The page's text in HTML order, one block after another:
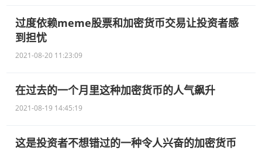
过度依赖meme股票和加密货币交易让投资者感
到担忧
2021-08-20 11:23:09
在过去的一个月里这种加密货币的人气飙升
2021-08-19 14:45:19
这是投资者不想错过的一种令人兴奋的加密货币